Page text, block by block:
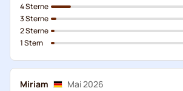
4 Sterne
3 Sterne
2 Sterne
1 Stern
Miriam
Mai 2026